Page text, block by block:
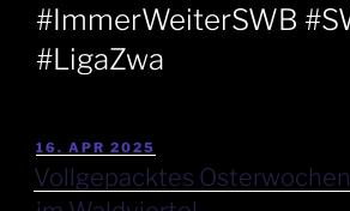
#ImmerWeiterSWB
#LigaZwa
16. APR 2025
Vollgepacktes